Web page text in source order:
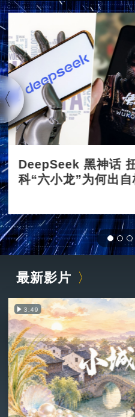
DeepSeek 黑神话
科“六小龙”为何出自
最新影片
3:49